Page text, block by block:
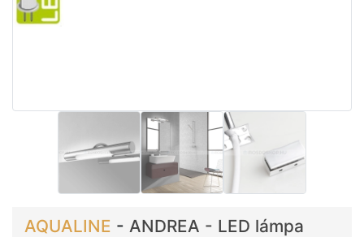
AQUALINE - ANDREA - LED lámpa